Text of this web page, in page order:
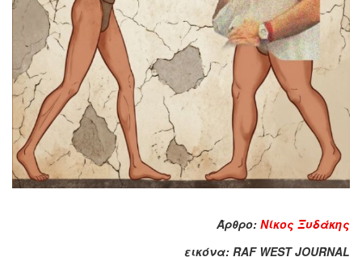
Άρθρο: Νίκος Ξυδάκης
εικόνα: RAF WEST JOURNAL